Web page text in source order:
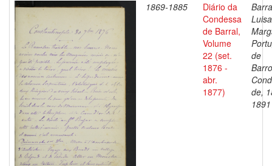
1869-1885
Diário da
Condessa
de Barral,
Volume
22 (set.
1876 -
abr.
1877)
Luisa
de
de,
1891